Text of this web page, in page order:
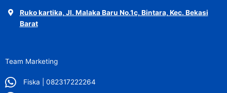
Ruko kartika, Jl. Malaka Baru No.1c, Bintara, Kec. Bekasi
Barat
Team Marketing
Fiska | 082317222264